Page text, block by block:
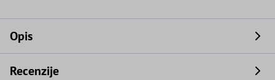
Opis
Recenzije